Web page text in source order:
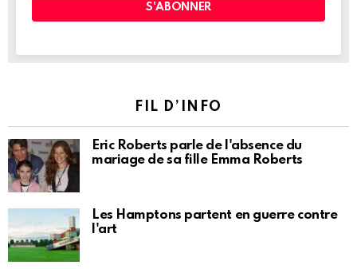
FIL D’INFO
Eric Roberts parle de l'absence du
mariage de sa fille Emma Roberts
Les Hamptons partent en guerre contre
l'art